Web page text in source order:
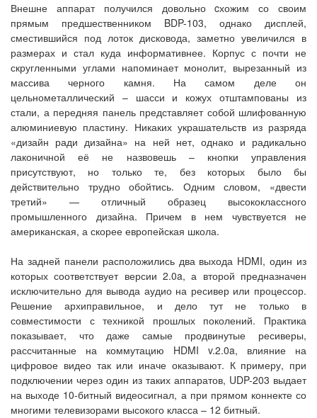
Внешне аппарат получился довольно cхожим со своим
прямым предшественником BDP-103, однако дисплей,
сместившийся под лоток дисковода, заметно увеличился в
размерах и стал куда информативнее. Корпус с почти не
скругленными углами напоминает монолит, вырезанный из
массива черного камня. На самом деле он
цельнометаллический – шасси и кожух отштампованы из
стали, а передняя панель представляет собой шлифованную
алюминиевую пластину. Никаких украшательств из разряда
«дизайн ради дизайна» на ней нет, однако и радикально
лаконичной её не назвовешь – кнопки управления
присутствуют, но только те, без которых было бы
действительно трудно обойтись. Одним словом, «двести
третий» — отличный образец высококлассного
промышленного дизайна. Причем в нем чувствуется не
американская, а скорее европейская школа.
На задней панели расположились два выхода HDMI, один из
которых соответствует версии 2.0a, а второй предназначен
исключительно для вывода аудио на ресивер или процессор.
Решение архиправильное, и дело тут не только в
совместимости с техникой прошлых поколений. Практика
показывает, что даже самые продвинутые ресиверы,
рассчитанные на коммутацию HDMI v.2.0a, влияние на
цифровое видео так или иначе оказывают. К примеру, при
подключении через один из таких аппаратов, UDP-203 выдает
на выходе 10-битный видеосигнал, а при прямом коннекте со
многими телевизорами высокого класса – 12 битный.